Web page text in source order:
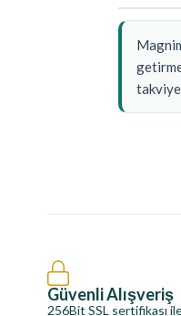
takviye
Güvenli Alışveriş
256Bit SSL sertifikası